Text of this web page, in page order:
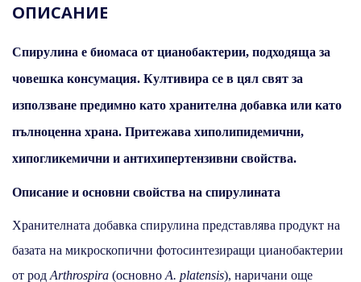
ОПИСАНИЕ
Спирулина е биомаса от цианобактерии, подходяща за
човешка консумация. Култивира се в цял свят за
използване предимно като хранителна добавка или като
пълноценна храна. Притежава хиполипидемични,
хипогликемични и антихипертензивни свойства.
Описание и основни свойства на спирулината
Хранителната добавка спирулина представлява продукт на
базата на микроскопични фотосинтезиращи цианобактерии
от род Arthrospira (основно A. platensis), наричани още